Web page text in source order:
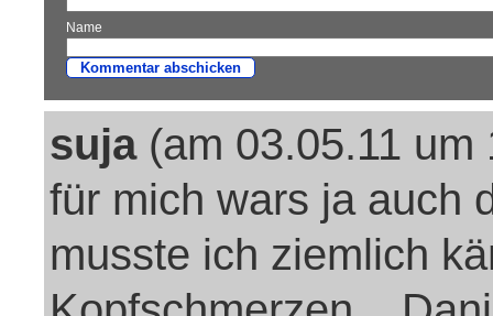
Name
suja(am 03.05.11 um
für mich wars ja auch
musste ich ziemlich